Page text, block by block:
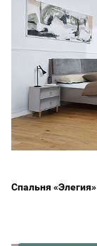
Спальня «Элегия»